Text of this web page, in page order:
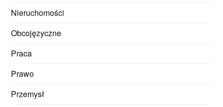
Nieruchomości
Obcojęzyczne
Praca
Prawo
Przemysł